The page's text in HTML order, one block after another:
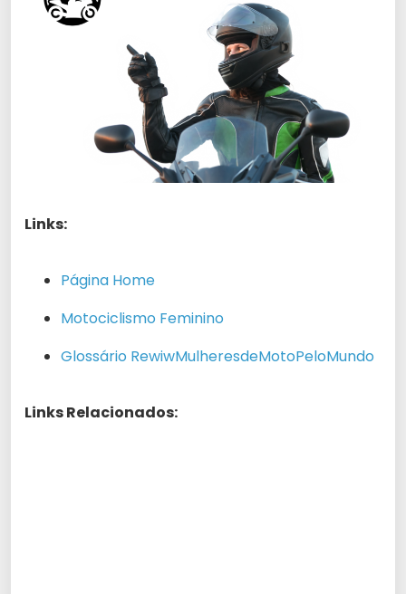
Links:
Página Home
Motociclismo Feminino
Glossário RewiwMulheresdeMotoPeloMundo
Links Relacionados: